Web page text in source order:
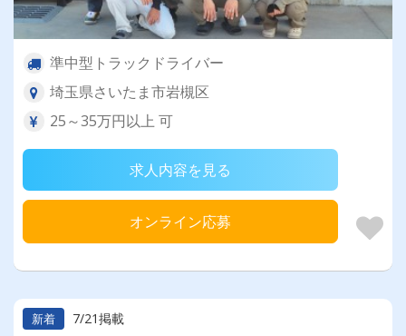
準中型トラックドライバー
埼玉県さいたま市岩槻区
25～35万円以上 可
求人内容を見る
オンライン応募
新着 7/21掲載